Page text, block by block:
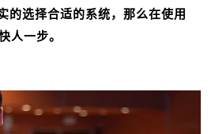
的选择合适的系统，那么在使用
人一步。